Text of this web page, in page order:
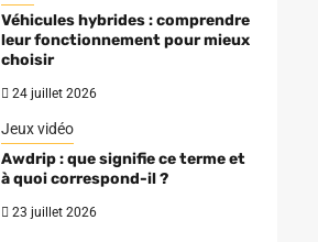
Véhicules hybrides : comprendre
leur fonctionnement pour mieux
choisir
24 juillet 2026
Jeux vidéo
Awdrip : que signifie ce terme et
à quoi correspond-il ?
23 juillet 2026